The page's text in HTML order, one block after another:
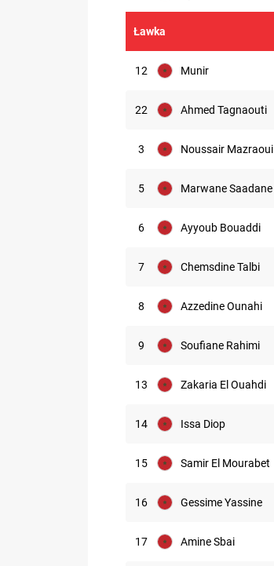
Ławka
12 Munir
22 Ahmed Tagnaouti
3 Noussair Mazraoui
5 Marwane Saadane
6 Ayyoub Bouaddi
7 Chemsdine Talbi
8 Azzedine Ounahi
9 Soufiane Rahimi
13 Zakaria El Ouahdi
14 Issa Diop
15 Samir El Mourabet
16 Gessime Yassine
17 Amine Sbai